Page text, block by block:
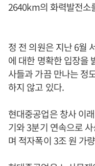
2640km의 화력발전소
정 전 의원은 지난 6월
에 대한 명확한 입장을
사들과 가끔 만나는 정
하지 않고 있다.
현대중공업은 창사 이
기와 3분기 연속으로
며 적자폭이 3조 원 가